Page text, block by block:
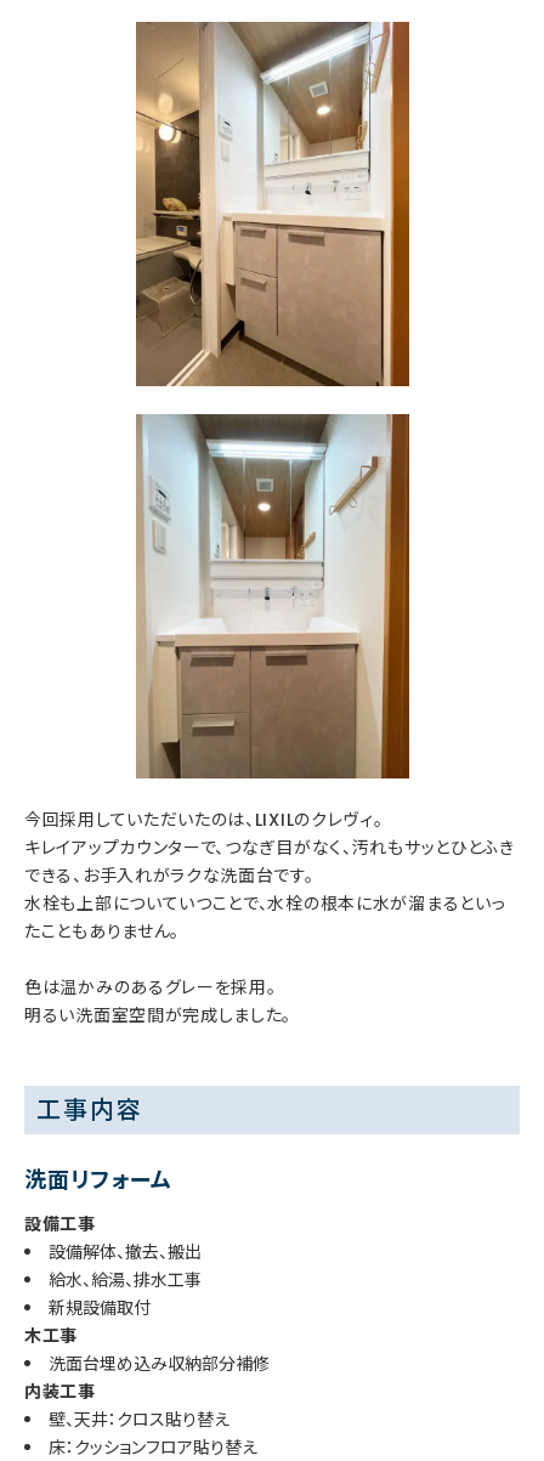
今回採用していただいたのは、LIXILのクレヴィ。
キレイアップカウンターで、つなぎ目がなく、汚れもサッとひとふき
できる、お手入れがラクな洗面台です。
水栓も上部についていつことで、水栓の根本に水が溜まるといっ
たこともありません。
色は温かみのあるグレーを採用。
明るい洗面室空間が完成しました。
工事内容
洗面リフォーム
設備工事
設備解体、撤去、搬出
給水、給湯、排水工事
新規設備取付
木工事
洗面台埋め込み収納部分補修
内装工事
壁、天井：クロス貼り替え
床：クッションフロア貼り替え